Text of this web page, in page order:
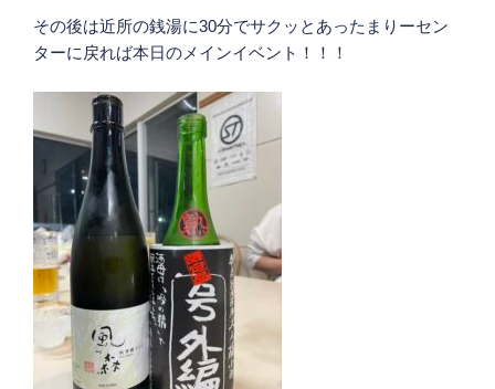
その後は近所の銭湯に30分でサクッとあったまりーセン
ターに戻れば本日のメインイベント！！！